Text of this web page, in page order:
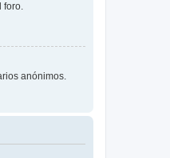
foro.
anónimos.